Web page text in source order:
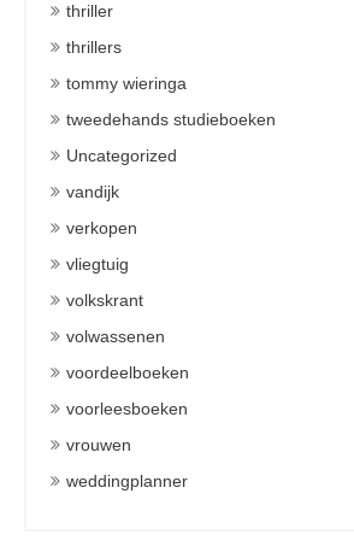
thriller
thrillers
tommy wieringa
tweedehands studieboeken
Uncategorized
vandijk
verkopen
vliegtuig
volkskrant
volwassenen
voordeelboeken
voorleesboeken
vrouwen
weddingplanner